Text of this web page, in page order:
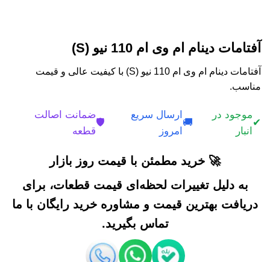
آفتامات دینام ام وی ام 110 نیو (S)
آفتامات دینام ام وی ام 110 نیو (S) با کیفیت عالی و قیمت
مناسب.
✔
موجود در
انبار
🚚
ارسال سریع
امروز
🛡️
ضمانت اصالت
قطعه
🚀 خرید مطمئن با قیمت روز بازار
به دلیل تغییرات لحظه‌ای قیمت قطعات، برای
دریافت بهترین قیمت و مشاوره خرید رایگان با ما
تماس بگیرید.